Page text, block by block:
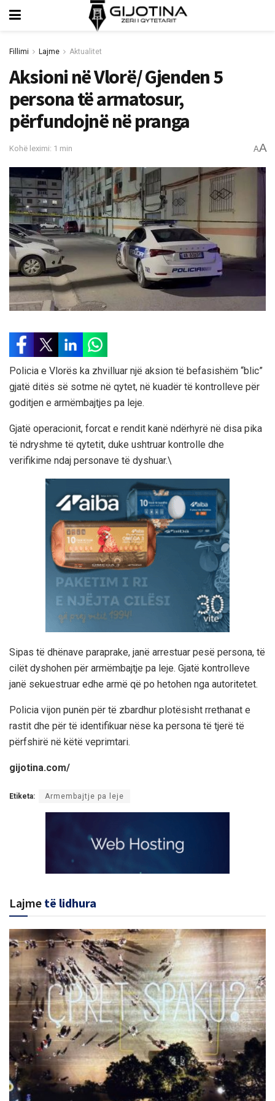
Fillimi Lajme Aktualitet
Aksioni në Vlorë/ Gjenden 5
persona të armatosur,
përfundojnë në pranga
Kohë leximi: 1 min AA
Policia e Vlorës ka zhvilluar një aksion të befasishëm “blic”
gjatë ditës së sotme në qytet, në kuadër të kontrolleve për
goditjen e armëmbajtjes pa leje.
Gjatë operacionit, forcat e rendit kanë ndërhyrë në disa pika
të ndryshme të qytetit, duke ushtruar kontrolle dhe
verifikime ndaj personave të dyshuar.\
Sipas të dhënave paraprake, janë arrestuar pesë persona, të
cilët dyshohen për armëmbajtje pa leje. Gjatë kontrolleve
janë sekuestruar edhe armë që po hetohen nga autoritetet.
Policia vijon punën për të zbardhur plotësisht rrethanat e
rastit dhe për të identifikuar nëse ka persona të tjerë të
përfshirë në këtë veprimtari.
gijotina.com/
Etiketa: Armembajtje pa leje
Lajme të lidhura